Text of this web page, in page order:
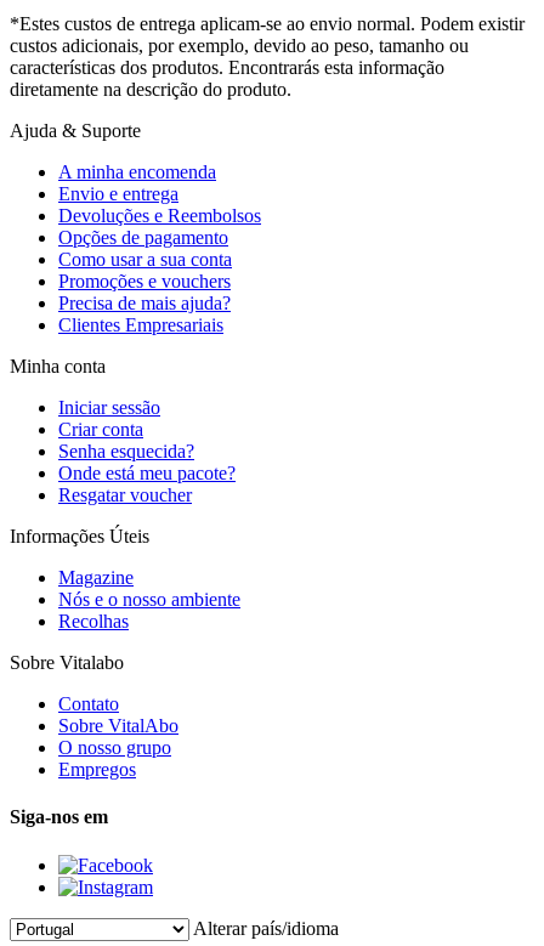
*Estes custos de entrega aplicam-se ao envio normal. Podem existir
custos adicionais, por exemplo, devido ao peso, tamanho ou
características dos produtos. Encontrarás esta informação
diretamente na descrição do produto.
Ajuda & Suporte
A minha encomenda
Envio e entrega
Devoluções e Reembolsos
Opções de pagamento
Como usar a sua conta
Promoções e vouchers
Precisa de mais ajuda?
Clientes Empresariais
Minha conta
Iniciar sessão
Criar conta
Senha esquecida?
Onde está meu pacote?
Resgatar voucher
Informações Úteis
Magazine
Nós e o nosso ambiente
Recolhas
Sobre Vitalabo
Contato
Sobre VitalAbo
O nosso grupo
Empregos
Siga-nos em
Alterar país/idioma